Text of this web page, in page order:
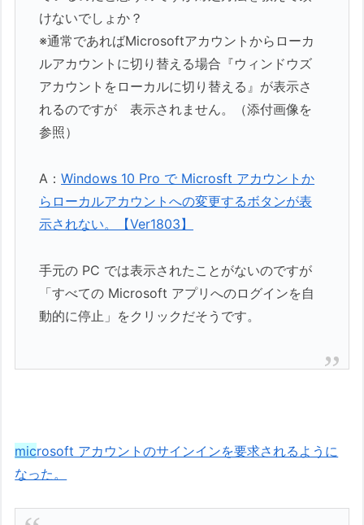
けないでしょか？
※通常であればMicrosoftアカウントからローカ
ルアカウントに切り替える場合『ウィンドウズ
アカウントをローカルに切り替える』が表示さ
れるのですが 表示されません。（添付画像を
参照）
A：Windows 10 Pro で Microsft アカウントか
らローカルアカウントへの変更するボタンが表
示されない。【Ver1803】
手元の PC では表示されたことがないのですが
「すべての Microsoft アプリへのログインを自
動的に停止」をクリックだそうです。
microsoft アカウントのサインインを要求されるように
なった。